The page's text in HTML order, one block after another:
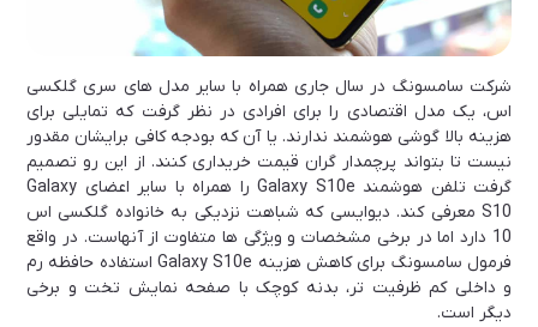
شرکت سامسونگ در سال جاری همراه با سایر مدل های سری گلکسی
اس، یک مدل اقتصادی را برای افرادی در نظر گرفت که تمایلی برای
هزینه بالا گوشی هوشمند ندارند. یا آن که بودجه کافی برایشان مقدور
نیست تا بتواند پرچمدار گران قیمت خریداری کنند. از این رو تصمیم
گرفت تلفن هوشمند Galaxy S10e را همراه با سایر اعضای Galaxy
S10 معرفی کند. دیوایسی که شباهت نزدیکی به خانواده گلکسی اس
10 دارد اما در برخی مشخصات و ویژگی ها متفاوت از آنهاست. در واقع
فرمول سامسونگ برای کاهش هزینه Galaxy S10e استفاده حافظه رم
و داخلی کم ظرفیت تر، بدنه کوچک با صفحه نمایش تخت و برخی
دیگر است.